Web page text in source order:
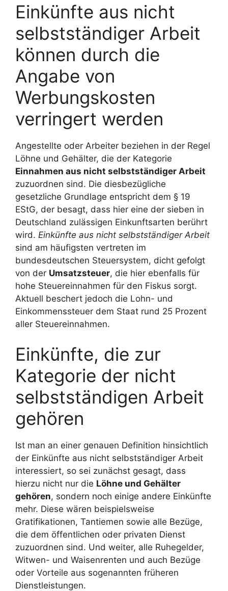
Einkünfte aus nicht
selbstständiger Arbeit
können durch die
Angabe von
Werbungskosten
verringert werden
Angestellte oder Arbeiter beziehen in der Regel
Löhne und Gehälter, die der Kategorie
Einnahmen aus nicht selbstständiger Arbeit
zuzuordnen sind. Die diesbezügliche
gesetzliche Grundlage entspricht dem § 19
EStG, der besagt, dass hier eine der sieben in
Deutschland zulässigen Einkunftsarten berührt
wird. Einkünfte aus nicht selbstständiger Arbeit
sind am häufigsten vertreten im
bundesdeutschen Steuersystem, dicht gefolgt
von der Umsatzsteuer, die hier ebenfalls für
hohe Steuereinnahmen für den Fiskus sorgt.
Aktuell beschert jedoch die Lohn- und
Einkommenssteuer dem Staat rund 25 Prozent
aller Steuereinnahmen.
Einkünfte, die zur
Kategorie der nicht
selbstständigen Arbeit
gehören
Ist man an einer genauen Definition hinsichtlich
der Einkünfte aus nicht selbstständiger Arbeit
interessiert, so sei zunächst gesagt, dass
hierzu nicht nur die Löhne und Gehälter
gehören, sondern noch einige andere Einkünfte
mehr. Diese wären beispielsweise
Gratifikationen, Tantiemen sowie alle Bezüge,
die dem öffentlichen oder privaten Dienst
zuzuordnen sind. Und weiter, alle Ruhegelder,
Witwen- und Waisenrenten und auch Bezüge
oder Vorteile aus sogenannten früheren
Dienstleistungen.